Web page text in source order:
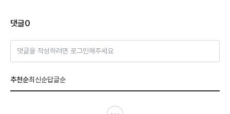
댓글0
댓글을 작성하려면 로그인해주세요
추천순최신순답글순